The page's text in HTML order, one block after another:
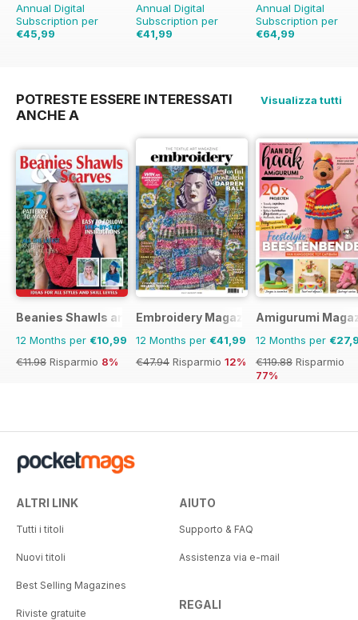
Annual Digital
Subscription per
€45,99
Annual Digital
Subscription per
€41,99
Annual Digital
Subscription per
€64,99
POTRESTE ESSERE INTERESSATI
ANCHE A
Visualizza tutti
Beanies Shawls and Scarves
12 Months per €10,99
€11.98 Risparmio 8%
Embroidery Magazine
12 Months per €41,99
€47.94 Risparmio 12%
Amigurumi
12 Months per
€119.88 Risparmio
77%
ALTRI LINK
Tutti i titoli
Nuovi titoli
Best Selling Magazines
Riviste gratuite
AIUTO
Supporto & FAQ
Assistenza via e-mail
REGALI